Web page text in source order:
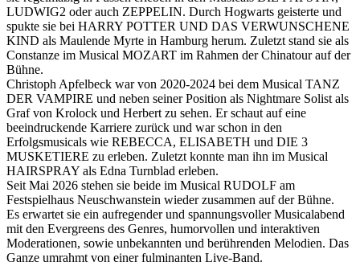
LUDWIG2 oder auch ZEPPELIN. Durch Hogwarts geisterte und
spukte sie bei HARRY POTTER UND DAS VERWUNSCHENE
KIND als Maulende Myrte in Hamburg herum. Zuletzt stand sie als
Constanze im Musical MOZART im Rahmen der Chinatour auf der
Bühne.
Christoph Apfelbeck war von 2020-2024 bei dem Musical TANZ
DER VAMPIRE und neben seiner Position als Nightmare Solist als
Graf von Krolock und Herbert zu sehen. Er schaut auf eine
beeindruckende Karriere zurück und war schon in den
Erfolgsmusicals wie REBECCA, ELISABETH und DIE 3
MUSKETIERE zu erleben. Zuletzt konnte man ihn im Musical
HAIRSPRAY als Edna Turnblad erleben.
Seit Mai 2026 stehen sie beide im Musical RUDOLF am
Festspielhaus Neuschwanstein wieder zusammen auf der Bühne.
Es erwartet sie ein aufregender und spannungsvoller Musicalabend
mit den Evergreens des Genres, humorvollen und interaktiven
Moderationen, sowie unbekannten und berührenden Melodien. Das
Ganze umrahmt von einer fulminanten Live-Band.